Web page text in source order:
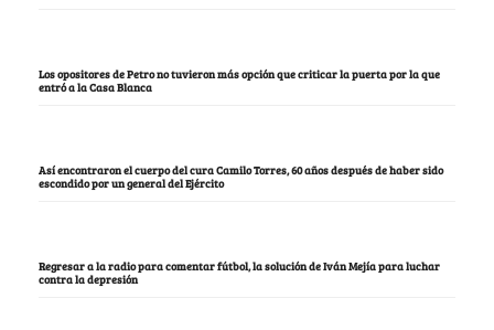
Los opositores de Petro no tuvieron más opción que criticar la puerta por la que
entró a la Casa Blanca
Así encontraron el cuerpo del cura Camilo Torres, 60 años después de haber sido
escondido por un general del Ejército
Regresar a la radio para comentar fútbol, la solución de Iván Mejía para luchar
contra la depresión